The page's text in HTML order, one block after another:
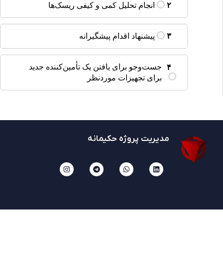
۲ انجام تحلیل کمی و کیفی ریسک‌ها
۳ پیشنهاد اقدام پیشگیرانه
۴
جست‌وجو برای یافتن یک تأمین‌کننده جدید
برای تجهیزات موردنظر
مدیریت پروژه حکیمانه